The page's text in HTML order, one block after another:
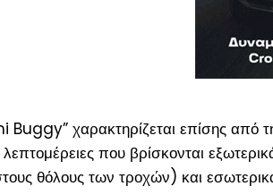
χαρακτηρίζεται επίσης από
λεπτομέρειες που βρίσκονται
θόλους των τροχών) και